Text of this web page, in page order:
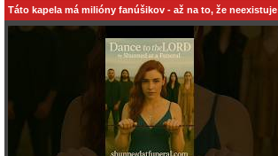
Táto kapela má milióny fanúšikov - až na to, že neexistuje